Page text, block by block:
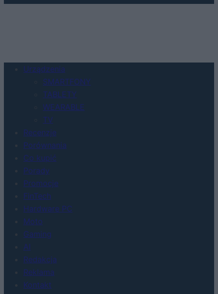
Urządzenia
SMARTFONY
TABLETY
WEARABLE
TV
Recenzje
Porównania
Co kupić
Porady
Promocje
FinTech
Hardware PC
Moto
Gaming
AI
Redakcja
Reklama
Kontakt